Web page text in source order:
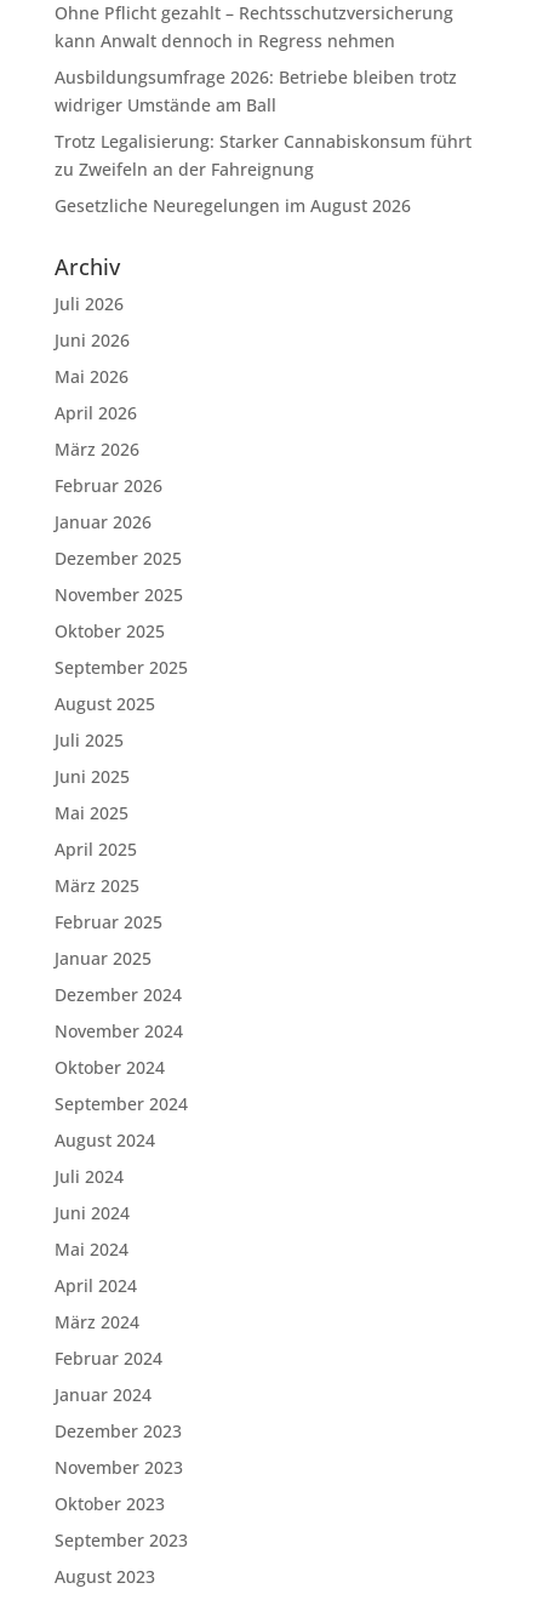
Ohne Pflicht gezahlt – Rechtsschutzversicherung
kann Anwalt dennoch in Regress nehmen
Ausbildungsumfrage 2026: Betriebe bleiben trotz
widriger Umstände am Ball
Trotz Legalisierung: Starker Cannabiskonsum führt
zu Zweifeln an der Fahreignung
Gesetzliche Neuregelungen im August 2026
Archiv
Juli 2026
Juni 2026
Mai 2026
April 2026
März 2026
Februar 2026
Januar 2026
Dezember 2025
November 2025
Oktober 2025
September 2025
August 2025
Juli 2025
Juni 2025
Mai 2025
April 2025
März 2025
Februar 2025
Januar 2025
Dezember 2024
November 2024
Oktober 2024
September 2024
August 2024
Juli 2024
Juni 2024
Mai 2024
April 2024
März 2024
Februar 2024
Januar 2024
Dezember 2023
November 2023
Oktober 2023
September 2023
August 2023